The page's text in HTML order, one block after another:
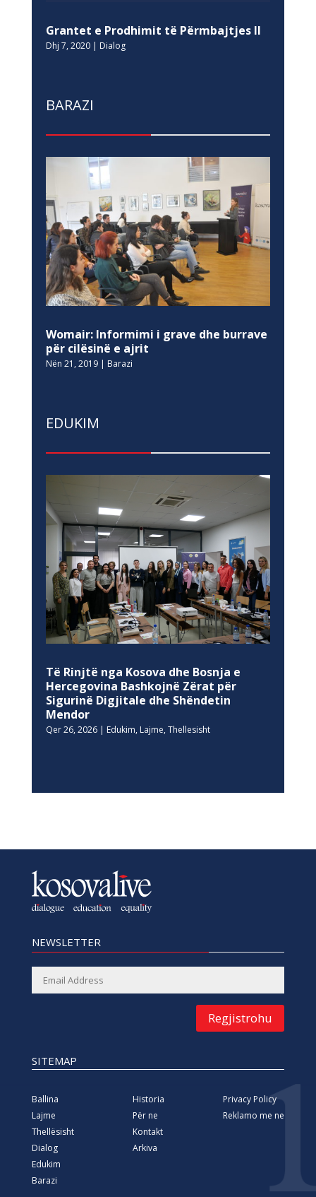
Grantet e Prodhimit të Përmbajtjes II
Dhj 7, 2020| Dialog
BARAZI
Womair: Informimi i grave dhe burrave
për cilësinë e ajrit
Nën 21, 2019| Barazi
EDUKIM
Të Rinjtë nga Kosova dhe Bosnja e
Hercegovina Bashkojnë Zërat për
Sigurinë Digjitale dhe Shëndetin
Mendor
Qer 26, 2026| Edukim, Lajme, Thellesisht
NEWSLETTER
Regjistrohu
SITEMAP
Ballina
Lajme
Thellësisht
Dialog
Edukim
Barazi
Historia
Për ne
Kontakt
Arkiva
Privacy Policy
Reklamo me ne